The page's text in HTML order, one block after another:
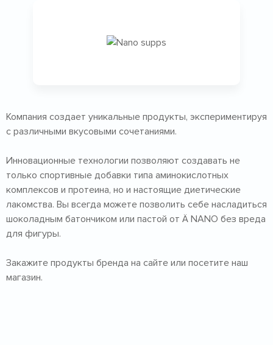
Компания создает уникальные продукты, экспериментируя
с различными вкусовыми сочетаниями.
Инновационные технологии позволяют создавать не
только спортивные добавки типа аминокислотных
комплексов и протеина, но и настоящие диетические
лакомства. Вы всегда можете позволить себе насладиться
шоколадным батончиком или пастой от Ä NANO без вреда
для фигуры.
Закажите продукты бренда на сайте или посетите наш
магазин.